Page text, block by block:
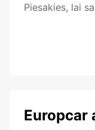
Piesakies, lai
Europcar